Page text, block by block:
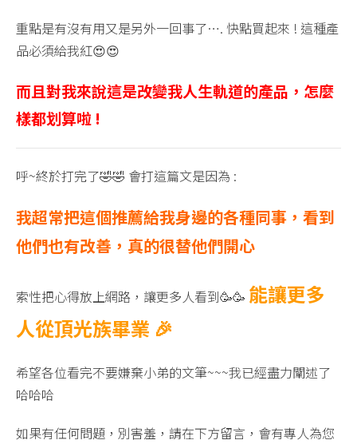
重點是有沒有用又是另外一回事了…. 快點買起來 ! 這種產
品必須給我紅😍😍
而且對我來說這是改變我人生軌道的產品，怎麼
樣都划算啦 !
呼~終於打完了🤣🤣 會打這篇文是因為 :
我超常把這個推薦給我身邊的各種同事，看到
他們也有改善，真的很替他們開心
索性把心得放上網路，讓更多人看到🥳🥳 能讓更多
人從頂光族畢業 🎉
希望各位看完不要嫌棄小弟的文筆~~~我已經盡力闡述了
哈哈哈
如果有任何問題，別害羞，請在下方留言，會有專人為您